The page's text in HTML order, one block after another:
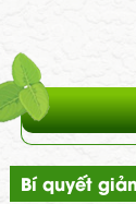
Bí quyết